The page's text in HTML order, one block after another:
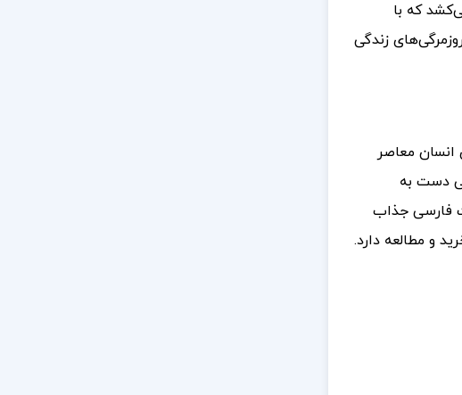
که با
زندگی
معاصر
دست به
فارسی جذاب
و مطالعه دارد.